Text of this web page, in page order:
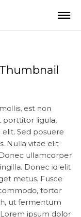
est non
porttitor ligula,
Sed posuere
Nulla vitae elit
ullamcorper
Donec id elit
metus. Fusce
tortor
ut fermentum
ipsum dolor